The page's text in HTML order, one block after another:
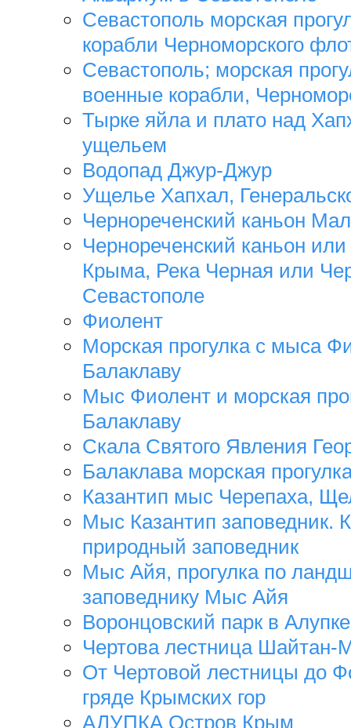
Севастополь морская
корабли Черноморского
Севастополь; морская
военные корабли,
Тырке яйла и плато над
ущельем
Водопад Джур-Джур
Ущелье Хапхал,
Чернореченский каньон
Чернореченский каньон
Крыма, Река Черная или
Севастополе
Фиолент
Морская прогулка с мыса
Балаклаву
Мыс Фиолент и морская
Балаклаву
Скала Святого Явления
Балаклава морская
Казантип мыс Черепаха,
Мыс Казантип заповедник.
природный заповедник
Мыс Айя, прогулка по
заповеднику Мыс Айя
Воронцовский парк в
Чертова лестница Шайтан-
От Чертовой лестницы до
гряде Крымских гор
АЛУПКА Остров Крым